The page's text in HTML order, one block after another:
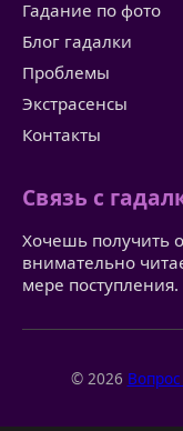
Гадание по фото
Блог гадалки
Проблемы
Экстрасенсы
Контакты
Связь с
Хочешь получить
внимательно
мере
© 2026 Вопрос